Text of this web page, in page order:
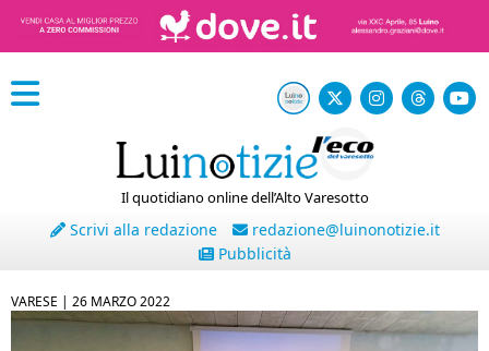
Il quotidiano online dell’Alto Varesotto
Scrivi alla redazione
redazione@luinonotizie.it
Pubblicità
VARESE | 26 MARZO 2022